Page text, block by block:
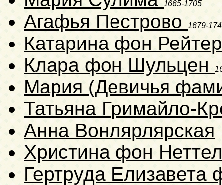
1665-1705
Агафья Пестрово 1679-
Катарина фон
Клара фон Шульцен
Мария (Девичья
Татьяна Гримайло-
Анна Вонлярлярская
Христина фон
Гертруда Елизавета